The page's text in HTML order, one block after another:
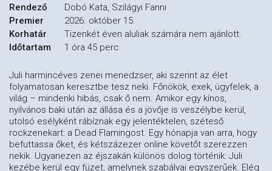
Rendező
Dobó Kata, Szilágyi Fanni
Premier
2026. október 15.
Korhatár
Tizenkét éven aluliak számára nem ajánlott.
Időtartam
1 óra 45 perc
Juli harmincéves zenei menedzser, aki szerint az élet
folyamatosan keresztbe tesz neki. Főnökök, exek, ügyfelek, a
világ – mindenki hibás, csak ő nem. Amikor egy kínos,
nyilvános baki után az állása és a jövője is veszélybe kerül,
utolsó esélyként rábíznak egy jelentéktelen, széteső
rockzenekart: a Dead Flamingost. Egy hónapja van arra, hogy
befuttassa őket, és kétszázezer online követőt szerezzen
nekik. Ugyanezen az éjszakán különös dolog történik: Juli
kezébe kerül egy füzet, amelynek szabályai egyszerűek. Elég